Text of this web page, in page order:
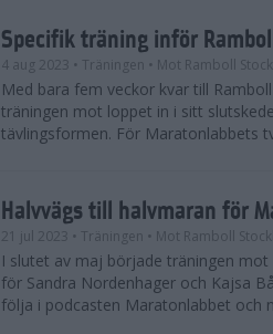
Specifik träning inför
4 aug 2023 • Träningen • Mot Ramboll
Med bara fem veckor kvar till
träningen mot loppet in i sitt
tävlingsformen. För Maratonlabbets
Halvvägs till halvmaran för
21 jul 2023 • Träningen • Mot Ramboll
I slutet av maj började träningen
för Sandra Nordenhager och Kajsa
följa i podcasten Maratonlabbet och